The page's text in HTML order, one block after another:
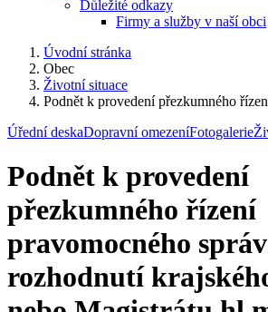
Důležité odkazy
Firmy a služby v naší obci
Úvodní stránka
Obec
Životní situace
Podnět k provedení přezkumného
Úřední deskaDopravní omezeníFotogalerie
Podnět k provedení
přezkumného řízení
pravomocného
rozhodnutí